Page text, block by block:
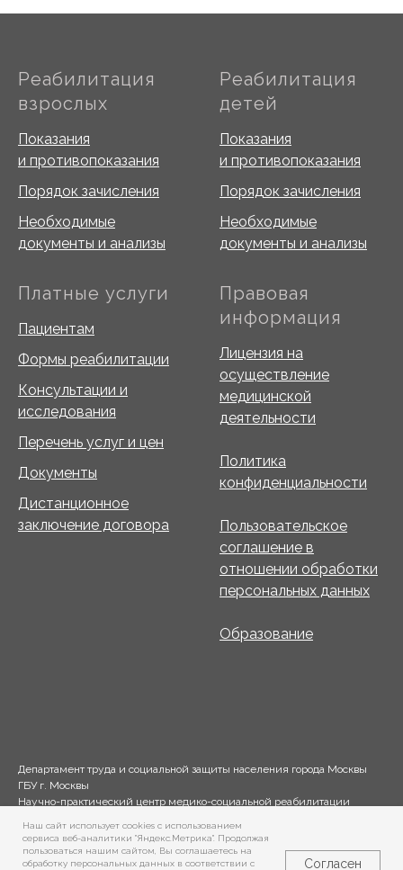
Наш сайт использует cookies c использованием
сервиса веб-аналитики "Яндекс.Метрика". Продолжая
пользоваться нашим сайтом, Вы соглашаетесь на
обработку персональных данных в соответствии с
Согласен
Реабилитация
взрослых
Показания
и противопоказания
Порядок зачисления
Необходимые
документы и анализы
Реабилитация
детей
Показания
и противопоказания
Порядок зачисления
Необходимые
документы и анализы
Платные услуги
Пациентам
Формы реабилитации
Консультации и
исследования
Перечень услуг и цен
Документы
Дистанционное
заключение договора
Правовая
информация
Лицензия на
осуществление
медицинской
деятельности
Политика
конфиденциальности
Пользовательское
соглашение в
отношении обработки
персональных данных
Образование
Департамент труда и социальной защиты населения города Москвы
ГБУ г. Москвы
Научно-практический центр медико-социальной реабилитации
имени Л. И. Швецовой © 2025. Все права защищены.